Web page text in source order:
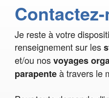
Je reste à votre
renseignement sur les
et/ou nosvoyages
parapenteà travers le